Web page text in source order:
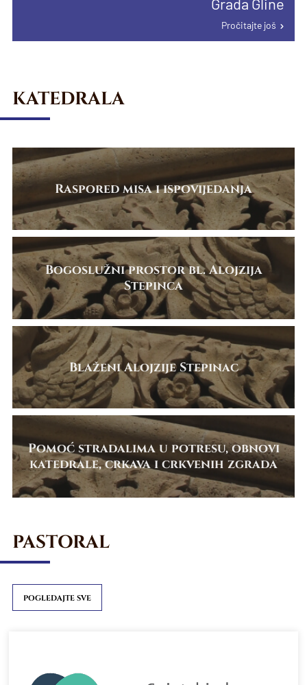
Grada Gline
Pročitajte još
proglašenju papinske manje bazilike u
Karlovcu
Pročitajte još
Pročitajte još
KATEDRALA
Raspored misa i ispovijedanja
Bogoslužni prostor bl. Alojzija
Stepinca
Blaženi Alojzije Stepinac
Pomoć stradalima u potresu, obnovi
katedrale, crkava i crkvenih zgrada
PASTORAL
POGLEDAJTE SVE